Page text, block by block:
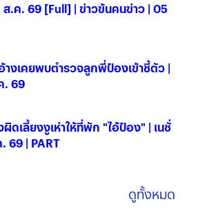
.ค. 69 [Full] | ข่าวข้นคนข่าว | 05
งเคยพบตำรวจลูกพี่ป๋องเข้าชี้ตัว |
. 69
เลี้ยงงูเห่าให้ที่พัก "ไอ้ป๋อง" | เนชั่
69 | PART
ดูทั้งหมด